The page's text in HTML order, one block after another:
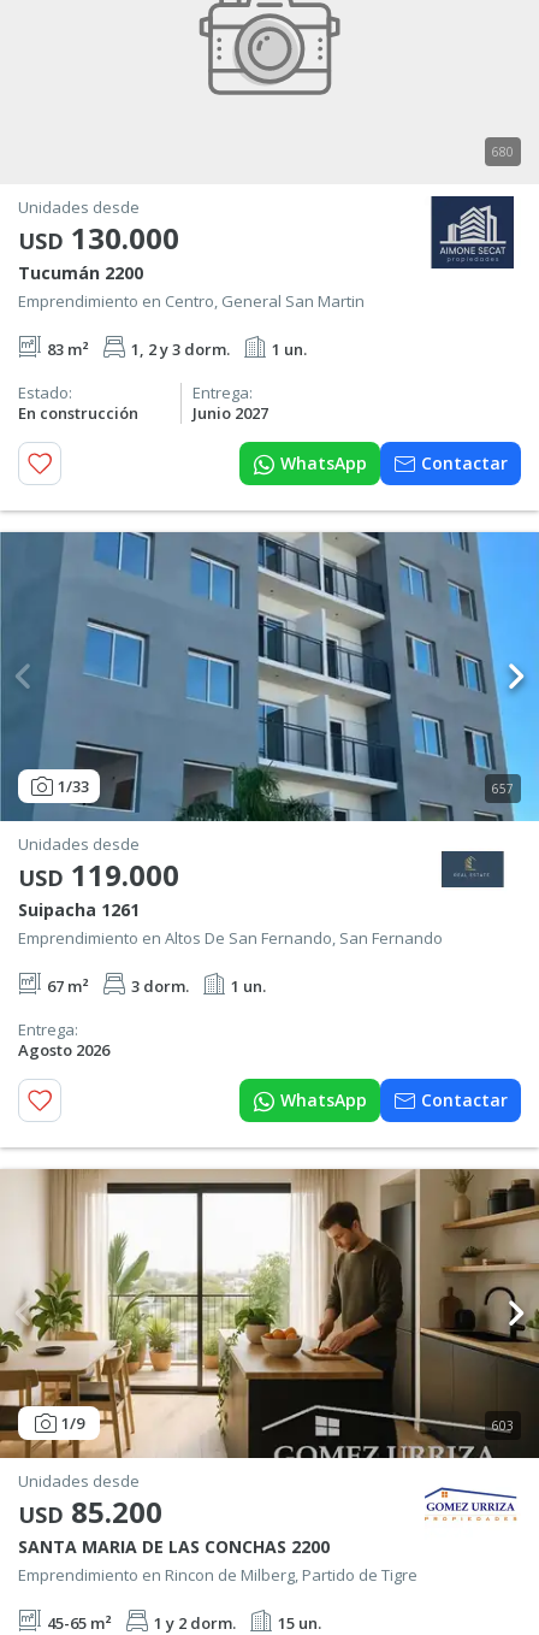
680
Unidades desde
USD 130.000
Tucumán 2200
Emprendimiento en Centro, General San Martin
83 m² 1, 2 y 3 dorm.
1 un.
Estado:
En construcción
Entrega:
Junio 2027
WhatsApp Contactar
1/33 657
Unidades desde
USD 119.000
Suipacha 1261
Emprendimiento en Altos De San Fernando, San Fernando
67 m² 3 dorm.
1 un.
Entrega:
Agosto 2026
WhatsApp Contactar
1/9 603
Unidades desde
USD 85.200
SANTA MARIA DE LAS CONCHAS 2200
Emprendimiento en Rincon de Milberg, Partido de Tigre
45-65 m² 1 y 2 dorm. 15 un.